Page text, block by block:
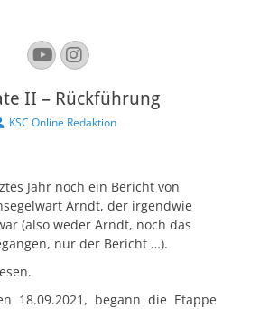
YouTube
Instagram
II – Rückführung
KSC Online Redaktion
Jahr noch ein Bericht von
Arndt, der irgendwie
(also weder Arndt, noch das
nur der Bericht …).
18.09.2021, begann die Etappe